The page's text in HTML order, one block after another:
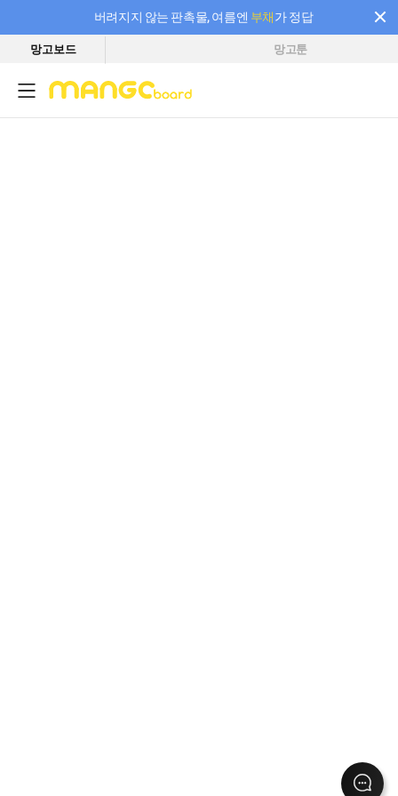
버려지지 않는 판촉물, 여름엔 부채가 정답
필요한 만큼 충전하고 끊김 없이 작업하세요! 새로워진 AI 부스터 요금제
망고보드 망고툰